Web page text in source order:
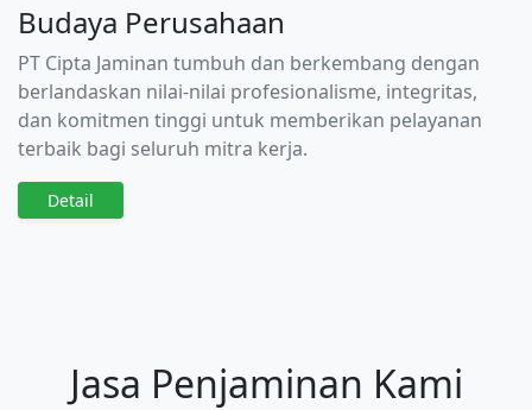
Budaya Perusahaan
PT Cipta Jaminan tumbuh dan berkembang dengan
berlandaskan nilai-nilai profesionalisme, integritas,
dan komitmen tinggi untuk memberikan pelayanan
terbaik bagi seluruh mitra kerja.
Detail
Jasa Penjaminan Kami